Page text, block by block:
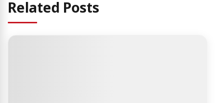
Related Posts